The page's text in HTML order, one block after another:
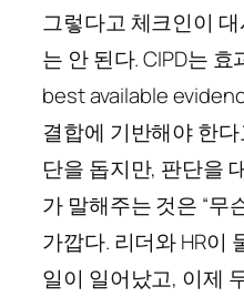
그렇다고 체크인이
는 안 된다. CIPD는
best available
결합에 기반해야 한
단을 돕지만, 판단을
가 말해주는 것은 “무
가깝다. 리더와 HR이
일이 일어났고, 이제